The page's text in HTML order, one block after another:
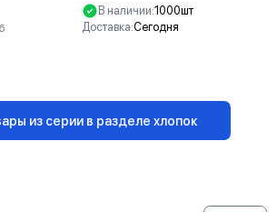
В наличии:1000шт
Доставка:Сегодня
из серии в разделе хлопок